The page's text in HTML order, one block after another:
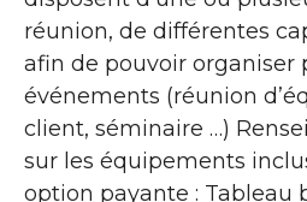
réunion, de différentes
afin de pouvoir organiser
événements (réunion
client, séminaire …)
sur les équipements
option payante : Tableau